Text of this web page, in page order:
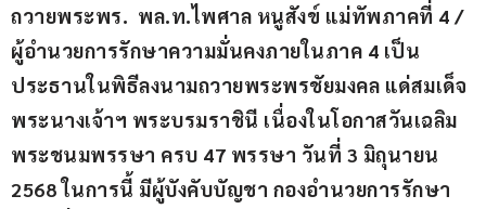
ถวายพระพร.  พล.ท.ไพศาล หนูสังข์ แม่ทัพภาคที่ 4 /
ผู้อำนวยการรักษาความมั่นคงภายในภาค 4 เป็น
ประธานในพิธีลงนามถวายพระพรชัยมงคล แด่สมเด็จ
พระนางเจ้าฯ พระบรมราชินี เนื่องในโอกาสวันเฉลิม
พระชนมพรรษา ครบ 47 พรรษา วันที่ 3 มิถุนายน
2568 ในการนี้ มีผู้บังคับบัญชา กองอำนวยการรักษา